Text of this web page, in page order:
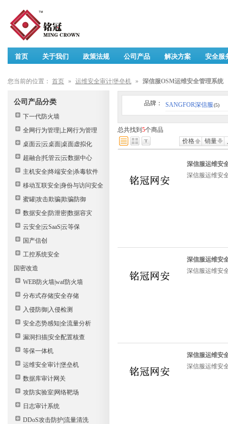
首页 关于我们 政策法规 公司产品 解决方案 安全服
您当前的位置： 首页 » 运维安全审计|堡垒机 » 深信服OSM运维安全管理系统
公司产品分类
下一代防火墙
全网行为管理|上网行为管理
桌面云|云桌面|桌面虚拟化
超融合|托管云|云数据中心
主机安全|终端安全|杀毒软件
移动互联安全|身份与访问安全
蜜罐|攻击欺骗|欺骗防御
数据安全|防泄密|数据容灾
云安全|云SaaS|云等保
国产信创
工控系统安全
国密改造
WEB防火墙|waf防火墙
分布式存储|安全存储
入侵防御|入侵检测
安全态势感知|全流量分析
漏洞扫描|安全配置核查
等保一体机
运维安全审计|堡垒机
数据库审计网关
攻防实验室|网络靶场
日志审计系统
DDoS攻击防护|流量清洗
品牌： SANGFOR深信服(5)
总共找到 5个商品
价格
销量
深信服运维安
深信服运维安
深信服运维安
深信服运维安
深信服运维安
深信服运维安